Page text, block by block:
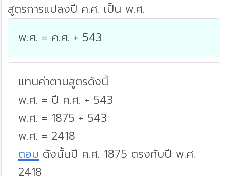
สูตรการแปลงปี ค.ศ. เป็น พ.ศ.
พ.ศ. = ค.ศ. + 543
แทนค่าตามสูตรดังนี้
พ.ศ. = ปี ค.ศ. + 543
พ.ศ. = 1875 + 543
พ.ศ. = 2418
ตอบ ดังนั้นปี ค.ศ. 1875 ตรงกับปี พ.ศ.
2418